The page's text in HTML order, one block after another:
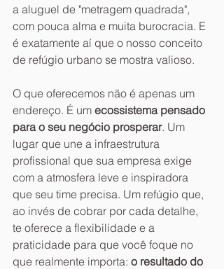
a aluguel de "metragem quadrada",
com pouca alma e muita burocracia. E
é exatamente aí que o nosso conceito
de refúgio urbano se mostra valioso.
O que oferecemos não é apenas um
endereço. É um ecossistema pensado
para o seu negócio prosperar. Um
lugar que une a infraestrutura
profissional que sua empresa exige
com a atmosfera leve e inspiradora
que seu time precisa. Um refúgio que,
ao invés de cobrar por cada detalhe,
te oferece a flexibilidade e a
praticidade para que você foque no
que realmente importa: o resultado do